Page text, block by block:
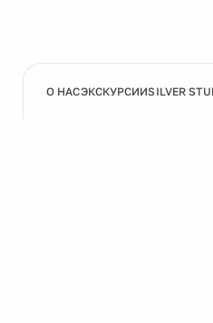
О НАСЭКСКУРСИИSILVER